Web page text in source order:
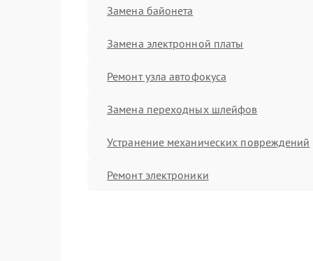
Замена байонета
Замена электронной платы
Ремонт узла автофокуса
Замена переходных шлейфов
Устранение механических повреждений
Ремонт электроники